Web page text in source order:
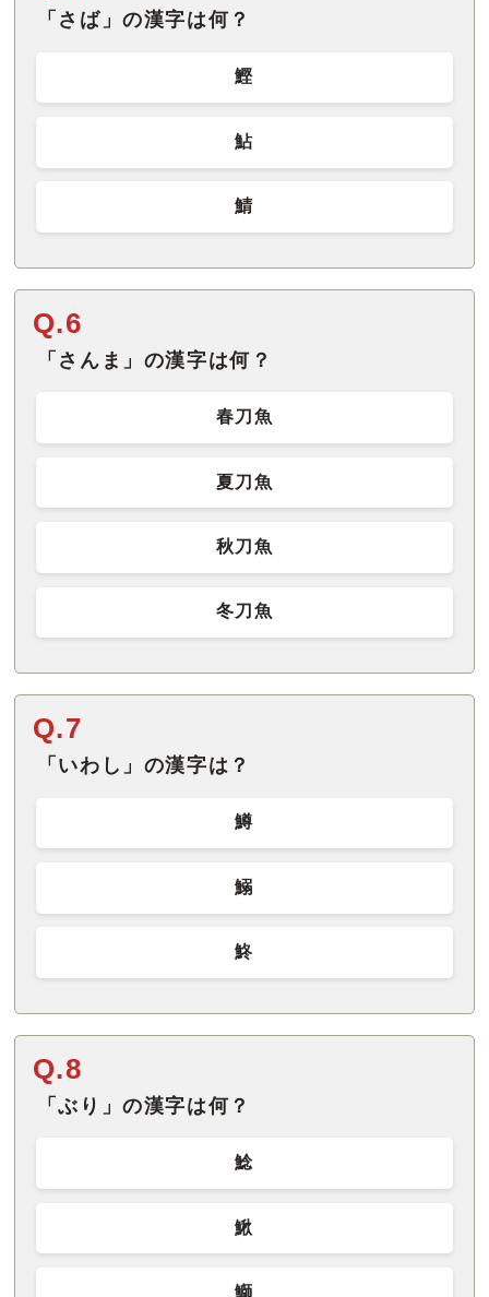
「さば」の漢字は何？
鰹
鮎
鯖
Q.6
「さんま」の漢字は何？
春刀魚
夏刀魚
秋刀魚
冬刀魚
Q.7
「いわし」の漢字は？
鱒
鰯
鮗
Q.8
「ぶり」の漢字は何？
鯰
鰍
鰤